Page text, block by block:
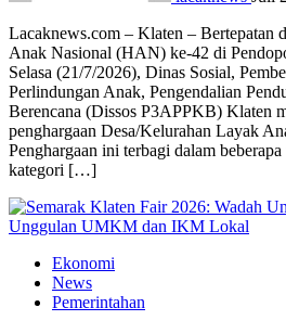
Lacaknews.com – Klaten – Bertepatan
Anak Nasional (HAN) ke-42 di
Selasa (21/7/2026), Dinas Sosial,
Perlindungan Anak, Pengendalian
Berencana (Dissos P3APPKB) Klaten
penghargaan Desa/Kelurahan Layak
Penghargaan ini terbagi dalam
kategori […]
Ekonomi
News
Pemerintahan